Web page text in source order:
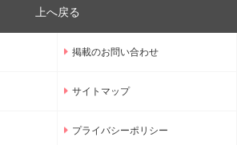
上へ戻る
掲載のお問い合わせ
サイトマップ
プライバシーポリシー